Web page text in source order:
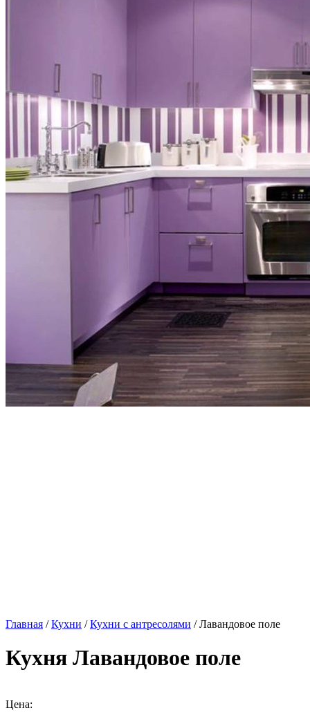
Главная /Кухни /Кухни с антресолями / Лавандовое поле
Кухня Лавандовое поле
Цена: